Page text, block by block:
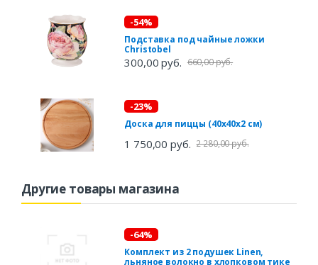
-54%
Подставка под чайные ложки
Christobel
300,00 руб. 660,00 руб.
-23%
Доска для пиццы (40х40х2 см)
1 750,00 руб. 2 280,00 руб.
Другие товары магазина
-64%
Комплект из 2 подушек Linen,
льняное волокно в хлопковом тике